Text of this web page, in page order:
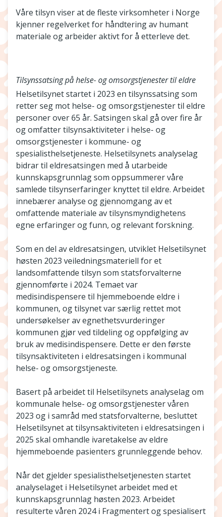
Våre tilsyn viser at de fleste virksomheter i Norge
kjenner regelverket for håndtering av humant
materiale og arbeider aktivt for å etterleve det.
Tilsynssatsing på helse- og omsorgstjenester til eldre
Helsetilsynet startet i 2023 en tilsynssatsing som
retter seg mot helse- og omsorgstjenester til eldre
personer over 65 år. Satsingen skal gå over fire år
og omfatter tilsynsaktiviteter i helse- og
omsorgstjenester i kommune- og
spesialisthelsetjeneste. Helsetilsynets analyselag
bidrar til eldresatsingen med å utarbeide
kunnskapsgrunnlag som oppsummerer våre
samlede tilsynserfaringer knyttet til eldre. Arbeidet
innebærer analyse og gjennomgang av et
omfattende materiale av tilsynsmyndighetens
egne erfaringer og funn, og relevant forskning.
Som en del av eldresatsingen, utviklet Helsetilsynet
høsten 2023 veiledningsmateriell for et
landsomfattende tilsyn som statsforvalterne
gjennomførte i 2024. Temaet var
medisindispensere til hjemmeboende eldre i
kommunen, og tilsynet var særlig rettet mot
undersøkelser av egnethetsvurderinger
kommunen gjør ved tildeling og oppfølging av
bruk av medisindispensere. Dette er den første
tilsynsaktiviteten i eldresatsingen i kommunal
helse- og omsorgstjeneste.
Basert på arbeidet til Helsetilsynets analyselag om
kommunale helse- og omsorgstjenester våren
2023 og i samråd med statsforvalterne, besluttet
Helsetilsynet at tilsynsaktiviteten i eldresatsingen i
2025 skal omhandle ivaretakelse av eldre
hjemmeboende pasienters grunnleggende behov.
Når det gjelder spesialisthelsetjenesten startet
analyselaget i Helsetilsynet arbeidet med et
kunnskapsgrunnlag høsten 2023. Arbeidet
resulterte våren 2024 i Fragmentert og spesialisert